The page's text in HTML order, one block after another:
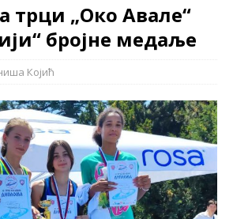
трци „Око Авале“
бројне медаље
Којић